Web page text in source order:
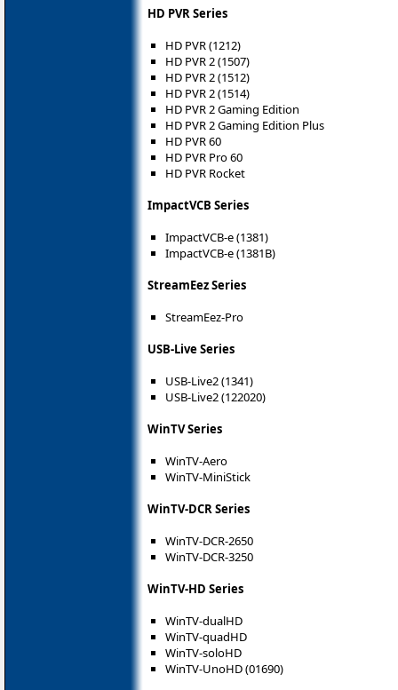
HD PVR Series
HD PVR (1212)
HD PVR 2 (1507)
HD PVR 2 (1512)
HD PVR 2 (1514)
HD PVR 2 Gaming Edition
HD PVR 2 Gaming Edition Plus
HD PVR 60
HD PVR Pro 60
HD PVR Rocket
ImpactVCB Series
ImpactVCB-e (1381)
ImpactVCB-e (1381B)
StreamEez Series
StreamEez-Pro
USB-Live Series
USB-Live2 (1341)
USB-Live2 (122020)
WinTV Series
WinTV-Aero
WinTV-MiniStick
WinTV-DCR Series
WinTV-DCR-2650
WinTV-DCR-3250
WinTV-HD Series
WinTV-dualHD
WinTV-quadHD
WinTV-soloHD
WinTV-UnoHD (01690)